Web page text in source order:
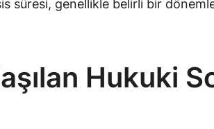
genellikle belirli bir
Hukuki